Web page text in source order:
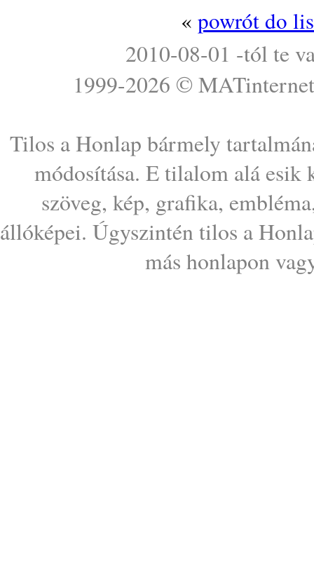
« powrót do
2010-08-01 -tól te
1999-2026 © MATinternet
Tilos a Honlap bármely
módosítása. E tilalom alá esik
szöveg, kép, grafika,
állóképei. Úgyszintén tilos a
más honlapon